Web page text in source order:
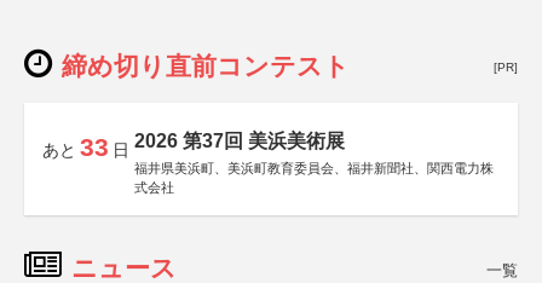
締め切り直前コンテスト [PR]
あと 33 日 2026 第37回 美浜美術展
福井県美浜町、美浜町教育委員会、福井新聞社、関西電力株
式会社
ニュース 一覧